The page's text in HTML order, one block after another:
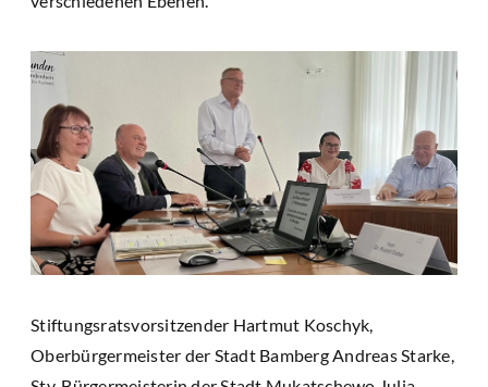
Stiftungsratsvorsitzender Hartmut Koschyk,
Oberbürgermeister der Stadt Bamberg Andreas Starke,